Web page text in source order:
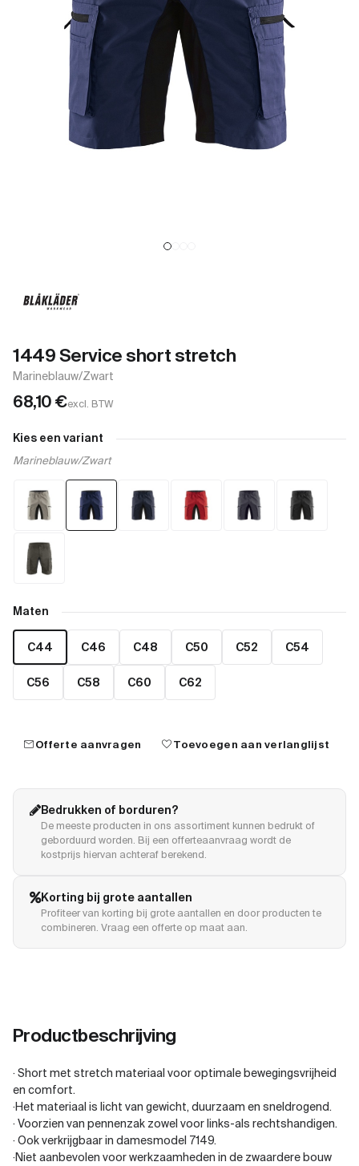
1449 Service short stretch
Marineblauw/Zwart
68,10€excl. BTW
Kies een variant
Marineblauw/Zwart
Maten
C44 C46 C48 C50 C52 C54
C56 C58 C60 C62
mailOfferte aanvragen favoriteToevoegen aan verlanglijst
Bedrukken of borduren?
De meeste producten in ons assortiment kunnen bedrukt of
geborduurd worden. Bij een offerteaanvraag wordt de
kostprijs hiervan achteraf berekend.
Korting bij grote aantallen
Profiteer van korting bij grote aantallen en door producten te
combineren. Vraag een offerte op maat aan.
Productbeschrijving
· Short met stretch materiaal voor optimale bewegingsvrijheid
en comfort.
·Het materiaal is licht van gewicht, duurzaam en sneldrogend.
· Voorzien van pennenzak zowel voor links-als rechtshandigen.
· Ook verkrijgbaar in damesmodel 7149.
·Niet aanbevolen voor werkzaamheden in de zwaardere bouw